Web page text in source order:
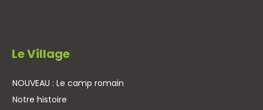
Le Village
NOUVEAU : Le camp romain
Notre histoire